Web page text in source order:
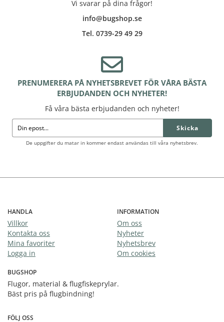
Vi svarar på dina frågor!
info@bugshop.se
Tel. 0739-29 49 29
PRENUMERERA PÅ NYHETSBREVET FÖR VÅRA BÄSTA
ERBJUDANDEN OCH NYHETER!
Få våra bästa erbjudanden och nyheter!
Skicka
De uppgifter du matar in kommer endast användas till våra nyhetsbrev.
HANDLA
Villkor
Kontakta oss
Mina favoriter
Logga in
INFORMATION
Om oss
Nyheter
Nyhetsbrev
Om cookies
BUGSHOP
Flugor, material & flugfiskeprylar.
Bäst pris på flugbindning!
FÖLJ OSS